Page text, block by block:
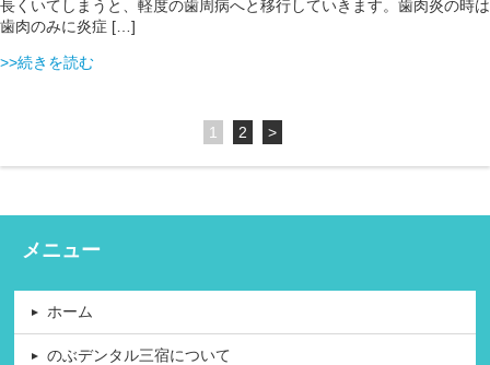
長くいてしまうと、軽度の歯周病へと移行していきます。歯肉炎の時は
歯肉のみに炎症 […]
>>続きを読む
1 2 >
メニュー
ホーム
のぶデンタル三宿について